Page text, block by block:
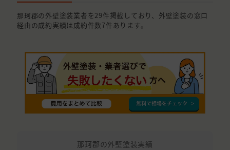
那珂郡の外壁塗装業者を29件掲載しており、外壁塗装の窓口
経由の成約実績は成約件数7件あります。
那珂郡の外壁塗装実績